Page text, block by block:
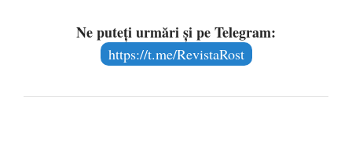
Ne puteți urmări și pe Telegram:
https://t.me/RevistaRost